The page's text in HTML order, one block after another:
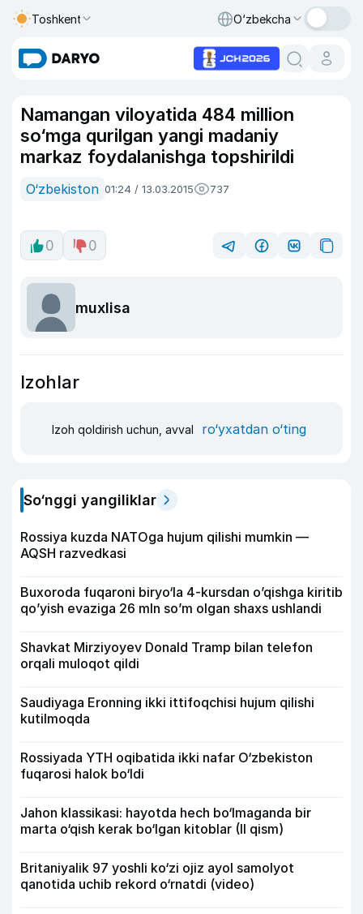
Toshkent O‘zbekcha
Namangan viloyatida 484 million
so‘mga qurilgan yangi madaniy
markaz foydalanishga topshirildi
O‘zbekiston 01:24 / 13.03.2015 737
0 0
muxlisa
Izohlar
Izoh qoldirish uchun, avval ro‘yxatdan o‘ting
So‘nggi yangiliklar
Rossiya kuzda NATOga hujum qilishi mumkin —
AQSH razvedkasi
Buxoroda fuqaroni biryo‘la 4-kursdan o’qishga kiritib
qo’yish evaziga 26 mln so’m olgan shaxs ushlandi
Shavkat Mirziyoyev Donald Tramp bilan telefon
orqali muloqot qildi
Saudiyaga Eronning ikki ittifoqchisi hujum qilishi
kutilmoqda
Rossiyada YTH oqibatida ikki nafar O‘zbekiston
fuqarosi halok bo‘ldi
Jahon klassikasi: hayotda hech bo‘lmaganda bir
marta o‘qish kerak bo‘lgan kitoblar (II qism)
Britaniyalik 97 yoshli ko‘zi ojiz ayol samolyot
qanotida uchib rekord o‘rnatdi (video)